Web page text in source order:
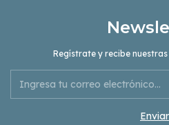
Regístrate y recibe